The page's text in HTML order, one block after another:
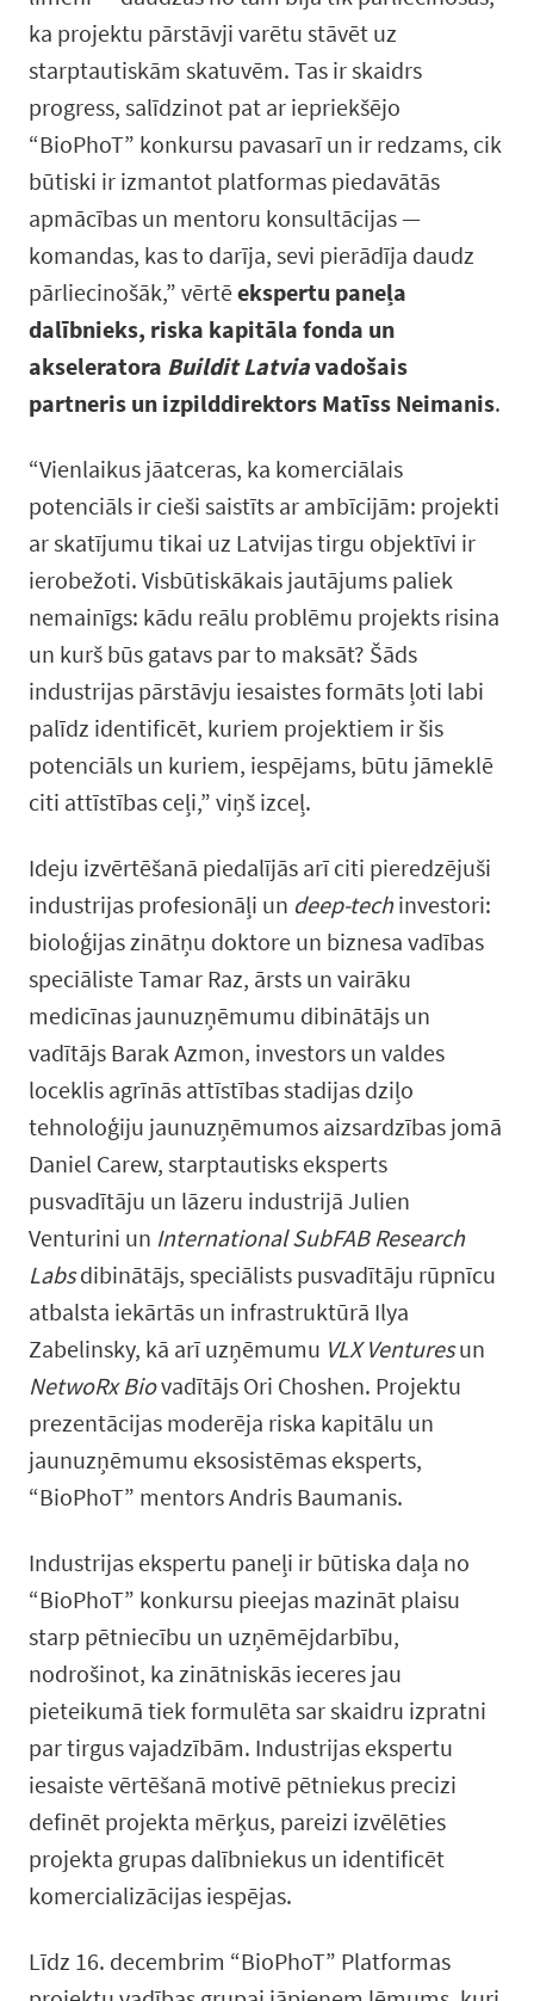
ka projektu pārstāvji varētu stāvēt uz
starptautiskām skatuvēm. Tas ir skaidrs
progress, salīdzinot pat ar iepriekšējo
“BioPhoT” konkursu pavasarī un ir redzams, cik
būtiski ir izmantot platformas piedavātās
apmācības un mentoru konsultācijas —
komandas, kas to darīja, sevi pierādīja daudz
pārliecinošāk,” vērtēekspertu paneļa
dalībnieks, riska kapitāla fonda un
akseleratora Buildit Latviavadošais
partneris un izpilddirektors Matīss Neimanis.
“Vienlaikus jāatceras, ka komerciālais
potenciāls ir cieši saistīts ar ambīcijām: projekti
ar skatījumu tikai uz Latvijas tirgu objektīvi ir
ierobežoti. Visbūtiskākais jautājums paliek
nemainīgs: kādu reālu problēmu projekts risina
un kurš būs gatavs par to maksāt? Šāds
industrijas pārstāvju iesaistes formāts ļoti labi
palīdz identificēt, kuriem projektiem ir šis
potenciāls un kuriem, iespējams, būtu jāmeklē
citi attīstības ceļi,” viņš izceļ.
Ideju izvērtēšanā piedalījās arī citi pieredzējuši
industrijas profesionāļi un deep-techinvestori:
bioloģijas zinātņu doktore un biznesa vadības
speciāliste Tamar Raz, ārsts un vairāku
medicīnas jaunuzņēmumu dibinātājs un
vadītājs Barak Azmon, investors un valdes
loceklis agrīnās attīstības stadijas dziļo
tehnoloģiju jaunuzņēmumos aizsardzības jomā
Daniel Carew, starptautisks eksperts
pusvadītāju un lāzeru industrijā Julien
Venturini un International SubFAB Research
Labsdibinātājs, speciālists pusvadītāju rūpnīcu
atbalsta iekārtās un infrastruktūrā Ilya
Zabelinsky, kā arī uzņēmumu VLX Venturesun
NetwoRx Biovadītājs Ori Choshen. Projektu
prezentācijas moderēja riska kapitālu un
jaunuzņēmumu eksosistēmas eksperts,
“BioPhoT” mentors Andris Baumanis.
Industrijas ekspertu paneļi ir būtiska daļa no
“BioPhoT” konkursu pieejas mazināt plaisu
starp pētniecību un uzņēmējdarbību,
nodrošinot, ka zinātniskās ieceres jau
pieteikumā tiek formulēta sar skaidru izpratni
par tirgus vajadzībām. Industrijas ekspertu
iesaiste vērtēšanā motivē pētniekus precizi
definēt projekta mērķus, pareizi izvēlēties
projekta grupas dalībniekus un identificēt
komercializācijas iespējas.
Līdz 16. decembrim “BioPhoT” Platformas